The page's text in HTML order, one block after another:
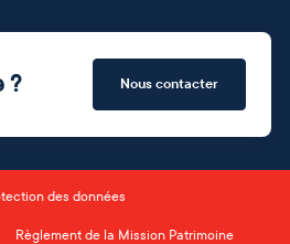
? Nous contacter
des données
Règlement de la Mission Patrimoine